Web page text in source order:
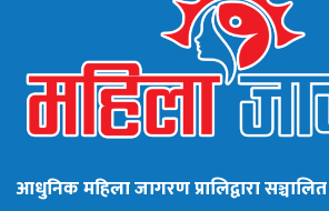
आधुनिक महिला जागरण प्रालिद्वारा सञ्चालित